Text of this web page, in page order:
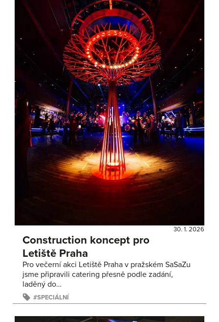
30. 1. 2026
Construction koncept pro
Letiště Praha
Pro večerní akci Letiště Praha v pražském SaSaZu
jsme připravili catering přesně podle zadání,
laděný do…
SPECIÁLNÍ